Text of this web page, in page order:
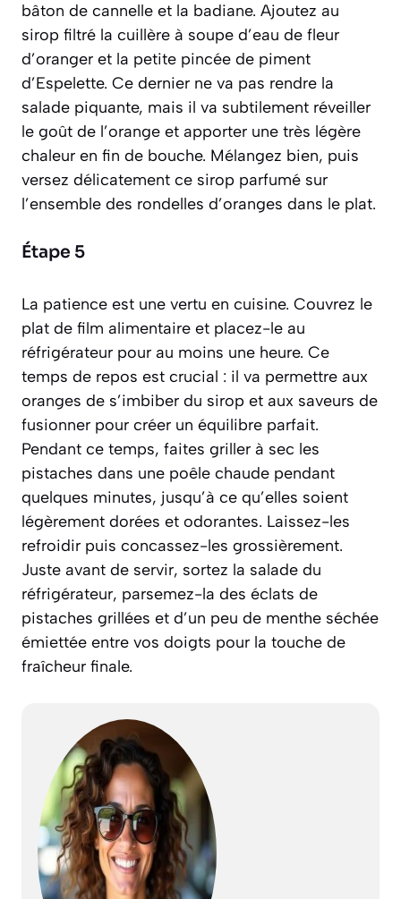
bâton de cannelle et la badiane. Ajoutez au
sirop filtré la cuillère à soupe d’eau de fleur
d’oranger et la petite pincée de piment
d’Espelette. Ce dernier ne va pas rendre la
salade piquante, mais il va subtilement réveiller
le goût de l’orange et apporter une très légère
chaleur en fin de bouche. Mélangez bien, puis
versez délicatement ce sirop parfumé sur
l’ensemble des rondelles d’oranges dans le plat.
Étape 5
La patience est une vertu en cuisine. Couvrez le
plat de film alimentaire et placez-le au
réfrigérateur pour au moins une heure. Ce
temps de repos est crucial : il va permettre aux
oranges de s’imbiber du sirop et aux saveurs de
fusionner pour créer un équilibre parfait.
Pendant ce temps, faites griller à sec les
pistaches dans une poêle chaude pendant
quelques minutes, jusqu’à ce qu’elles soient
légèrement dorées et odorantes. Laissez-les
refroidir puis concassez-les grossièrement.
Juste avant de servir, sortez la salade du
réfrigérateur, parsemez-la des éclats de
pistaches grillées et d’un peu de menthe séchée
émiettée entre vos doigts pour la touche de
fraîcheur finale.